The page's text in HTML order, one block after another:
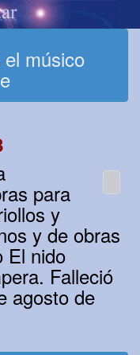
músico
para
y
y de obras
El nido
Falleció
agosto de